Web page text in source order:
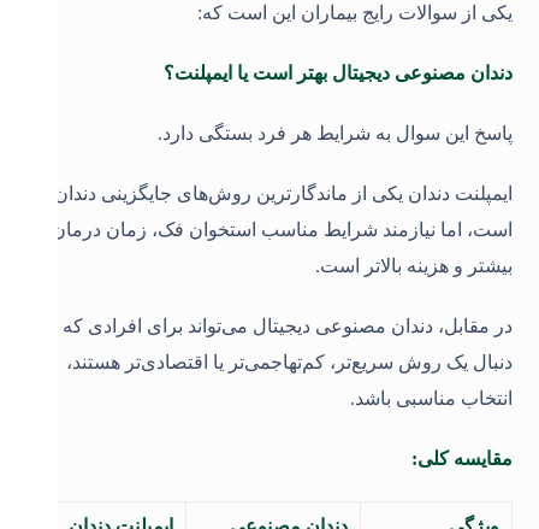
یکی از سوالات رایج بیماران این است که:
دندان مصنوعی دیجیتال بهتر است یا ایمپلنت؟
پاسخ این سوال به شرایط هر فرد بستگی دارد.
ایمپلنت دندان یکی از ماندگارترین روش‌های جایگزینی دندان
است، اما نیازمند شرایط مناسب استخوان فک، زمان درمان
بیشتر و هزینه بالاتر است.
در مقابل، دندان مصنوعی دیجیتال می‌تواند برای افرادی که به
دنبال یک روش سریع‌تر، کم‌تهاجمی‌تر یا اقتصادی‌تر هستند،
انتخاب مناسبی باشد.
مقایسه کلی: